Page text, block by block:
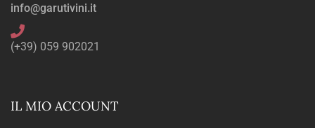
info@garutivini.it
(+39) 059 902021
IL MIO ACCOUNT